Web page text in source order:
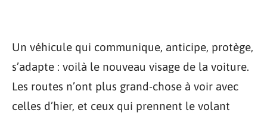
Un véhicule qui communique, anticipe, protège,
s’adapte : voilà le nouveau visage de la voiture.
Les routes n’ont plus grand-chose à voir avec
celles d’hier, et ceux qui prennent le volant